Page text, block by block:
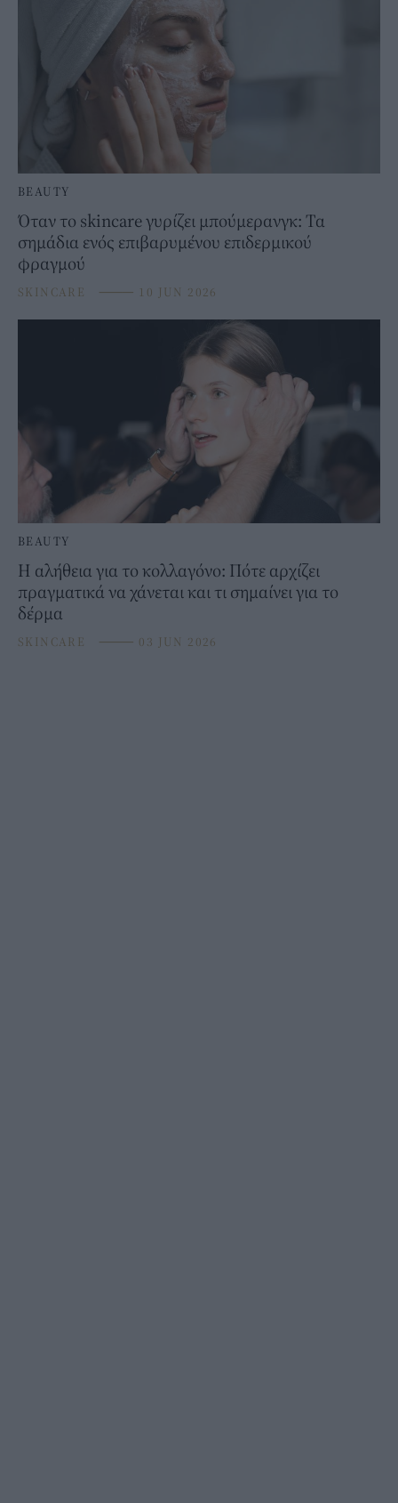
BEAUTY
Όταν το skincare γυρίζει μπούμερανγκ: Τα
σημάδια ενός επιβαρυμένου επιδερμικού
φραγμού
SKINCARE ⸻ 10 JUN 2026
BEAUTY
Η αλήθεια για το κολλαγόνο: Πότε αρχίζει
πραγματικά να χάνεται και τι σημαίνει για το
δέρμα
SKINCARE ⸻ 03 JUN 2026